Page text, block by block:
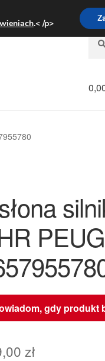
Pn.-pt. 9:00-16:00
gdy produkt
zł
.< /p>